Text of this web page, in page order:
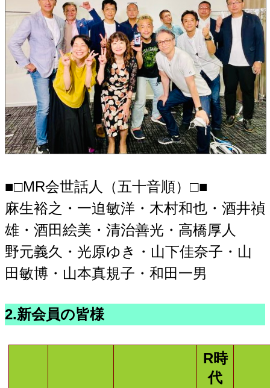
■□MR会世話人（五十音順）□■
麻生裕之・一迫敏洋・木村和也・酒井禎
雄・酒田絵美・清治善光・高橋厚人
野元義久・光原ゆき・山下佳奈子・山
田敏博・山本真規子・和田一男
2.新会員の皆様
R時
代